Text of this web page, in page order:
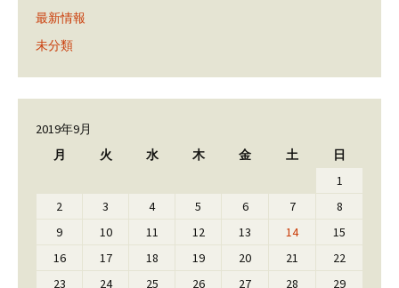
最新情報
未分類
2019年9月
月
火 水 木 金 土 日
1
2
3 4 5 6 7
8
9
10 11 12 13 14
15
16
17 18 19 20 21
22
23
24 25 26 27 28
29